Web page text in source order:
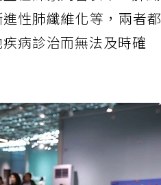
進性肺纖維化等，兩者都
病診治而無法及時確